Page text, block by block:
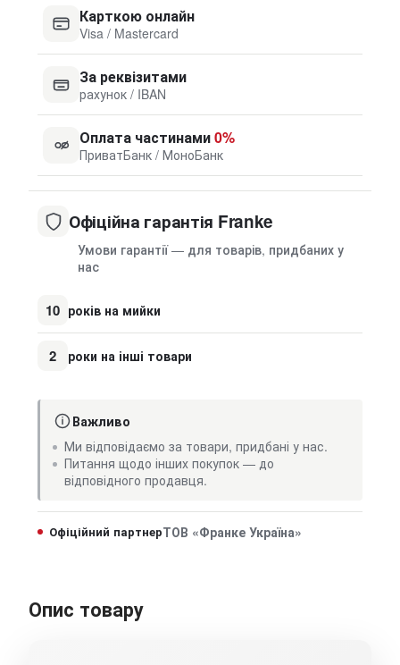
Карткою онлайн
Visa / Mastercard
За реквізитами
рахунок / IBAN
Оплата частинами0%
ПриватБанк / МоноБанк
Офіційна гарантія Franke
Умови гарантії — для товарів, придбаних у
нас
10 років на мийки
2 роки на інші товари
Важливо
Ми відповідаємо за товари, придбані у нас.
Питання щодо інших покупок — до
відповідного продавця.
Офіційний партнерТОВ «Франке Україна»
Опис товару